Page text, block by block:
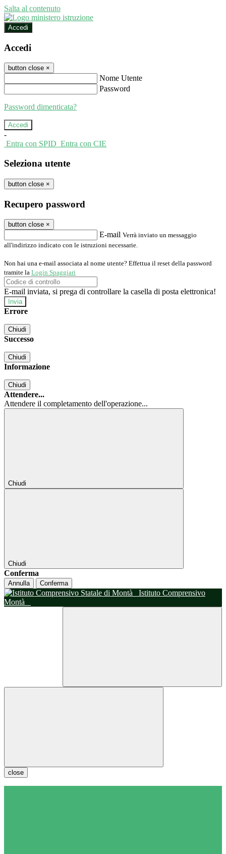
Salta al contenuto
Accedi
Accedi
button close ×
Nome Utente
Password
Password dimenticata?
-
Entra con SPID Entra con CIE
Seleziona utente
button close ×
Recupero password
button close ×
E-mail Verrà inviato un messaggio
all'indirizzo indicato con le istruzioni necessarie.
Non hai una e-mail associata al nome utente? Effettua il reset della password
tramite la Login Spaggiari
E-mail inviata, si prega di controllare la casella di posta elettronica!
Errore
Chiudi
Successo
Chiudi
Informazione
Chiudi
Attendere...
Attendere il completamento dell'operazione...
Chiudi
Chiudi
Conferma
Annulla Conferma
Istituto Comprensivo
Montà
close